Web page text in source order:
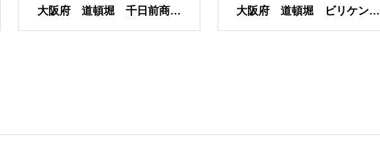
大阪府 道頓堀 千日前商店
街付近のにぎわい
大阪府 道頓堀 ビリケンさ
ん